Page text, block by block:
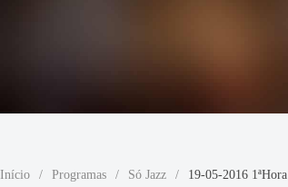
Início / Programas / Só Jazz / 19-05-2016 1ªHora